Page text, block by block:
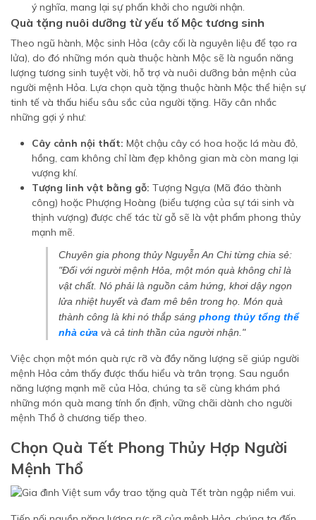
ý nghĩa, mang lại sự phấn khởi cho người nhận.
Quà tặng nuôi dưỡng từ yếu tố Mộc tương sinh
Theo ngũ hành, Mộc sinh Hỏa (cây cối là nguyên liệu để tạo ra
lửa), do đó những món quà thuộc hành Mộc sẽ là nguồn năng
lượng tương sinh tuyệt vời, hỗ trợ và nuôi dưỡng bản mệnh của
người mệnh Hỏa. Lựa chọn quà tặng thuộc hành Mộc thể hiện sự
tinh tế và thấu hiểu sâu sắc của người tặng. Hãy cân nhắc
những gợi ý như:
Cây cảnh nội thất: Một chậu cây có hoa hoặc lá màu đỏ,
hồng, cam không chỉ làm đẹp không gian mà còn mang lại
vượng khí.
Tượng linh vật bằng gỗ: Tượng Ngựa (Mã đáo thành
công) hoặc Phượng Hoàng (biểu tượng của sự tái sinh và
thịnh vượng) được chế tác từ gỗ sẽ là vật phẩm phong thủy
mạnh mẽ.
Chuyên gia phong thủy Nguyễn An Chi từng chia sẻ:
"Đối với người mệnh Hỏa, một món quà không chỉ là
vật chất. Nó phải là nguồn cảm hứng, khơi dậy ngọn
lửa nhiệt huyết và đam mê bên trong họ. Món quà
thành công là khi nó thắp sáng phong thủy tổng thể
nhà cửa và cả tinh thần của người nhận."
Việc chọn một món quà rực rỡ và đầy năng lượng sẽ giúp người
mệnh Hỏa cảm thấy được thấu hiểu và trân trọng. Sau nguồn
năng lượng mạnh mẽ của Hỏa, chúng ta sẽ cùng khám phá
những món quà mang tính ổn định, vững chãi dành cho người
mệnh Thổ ở chương tiếp theo.
Chọn Quà Tết Phong Thủy Hợp Người
Mệnh Thổ